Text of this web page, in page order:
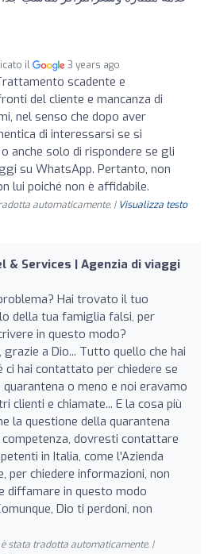
il 3 years ago
scadente e
del cliente e mancanza di
nel senso che dopo aver
di interessarsi se si
anche solo di rispondere se gli
su WhatsApp. Pertanto, non
lui poiché non è affidabile.
automaticamente. | Visualizza testo
& Services | Agenzia di viaggi
Hai trovato il tuo
della tua famiglia falsi, per
in questo modo?
grazie a Dio... Tutto quello che hai
ci hai contattato per chiedere se
o meno e noi eravamo
clienti e chiamate... E la cosa più
la questione della quarantena
dovresti contattare
in Italia, come l'Azienda
per chiedere informazioni, non
diffamare in questo modo
Dio ti perdoni, non
è stata tradotta automaticamente. |